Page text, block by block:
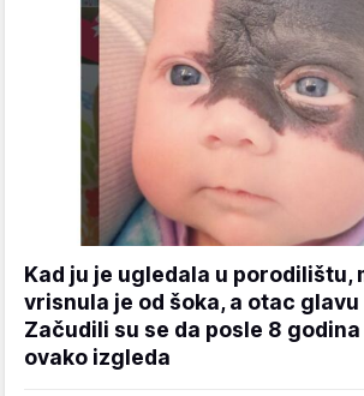
Kad ju je ugledala u porodilištu,
vrisnula je od šoka, a otac
Začudili su se da posle 8
ovako izgleda